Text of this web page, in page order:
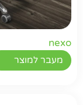
nexo
מעבר למוצר